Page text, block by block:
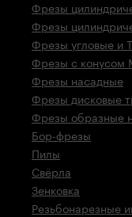
Фрезы
Фрезы
Фрезы угловые и
Фрезы с конусом
Фрезы насадные
Фрезы дисковые
Фрезы образные
Бор-фрезы
Пилы
Свёрла
Зенковка
Резьбонарезные